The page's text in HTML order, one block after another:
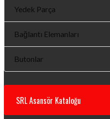
Yedek Parça
Bağlantı Elemanları
Butonlar
SRL Asansör Kataloğu